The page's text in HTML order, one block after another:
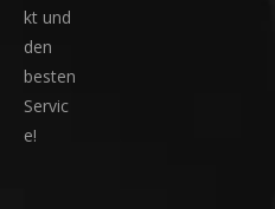
kt und
den
besten
Servic
e!